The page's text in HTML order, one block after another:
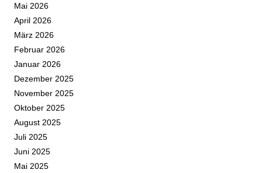
Mai 2026
April 2026
März 2026
Februar 2026
Januar 2026
Dezember 2025
November 2025
Oktober 2025
August 2025
Juli 2025
Juni 2025
Mai 2025